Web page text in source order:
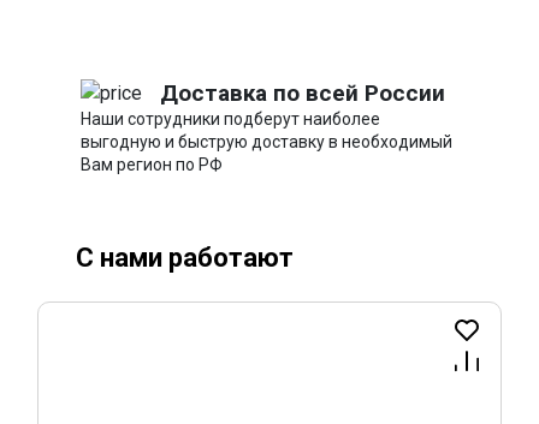
Доставка по всей России
Наши сотрудники подберут наиболее
выгодную и быструю доставку в необходимый
Вам регион по РФ
С нами работают